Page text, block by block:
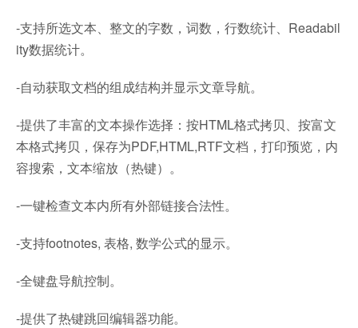
-支持所选文本、整文的字数，词数，行数统计、Readabil
ity数据统计。
-自动获取文档的组成结构并显示文章导航。
-提供了丰富的文本操作选择：按HTML格式拷贝、按富文
本格式拷贝，保存为PDF,HTML,RTF文档，打印预览，内
容搜索，文本缩放（热键）。
-一键检查文本内所有外部链接合法性。
-支持footnotes, 表格, 数学公式的显示。
-全键盘导航控制。
-提供了热键跳回编辑器功能。